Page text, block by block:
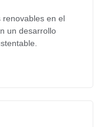
en el
un desarrollo